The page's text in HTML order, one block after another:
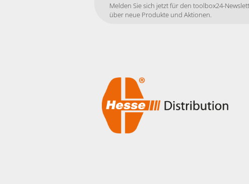
Addresse
Melden Sie sich jetzt für den toolbox24-
über neue Produkte und Aktionen.